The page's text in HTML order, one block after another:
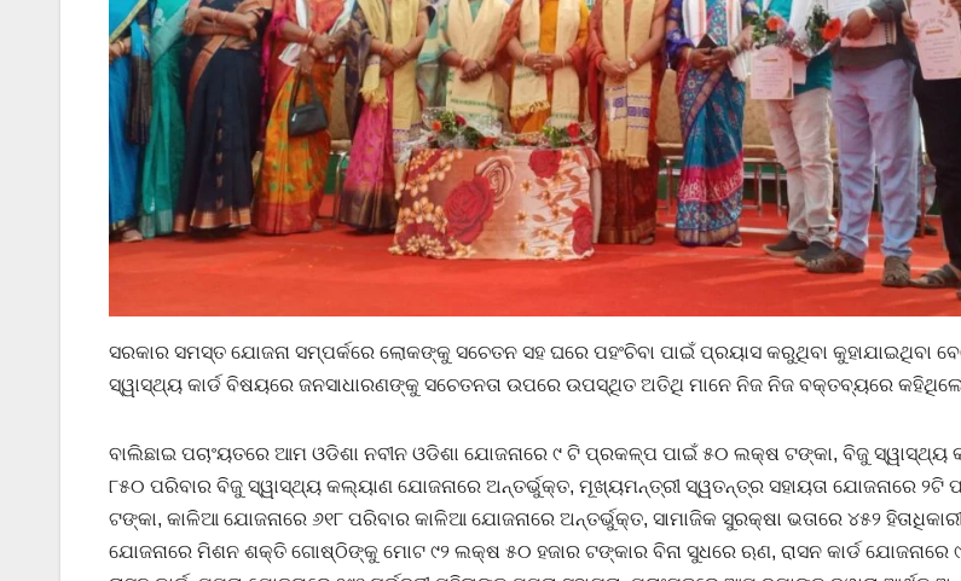
ସରକାର ସମସ୍ତ ଯୋଜନା ସମ୍ପର୍କରେ ଲୋକଙ୍କୁ ସଚେତନ ସହ ଘରେ ପହଂଚିବା ପାଇଁ ପ୍ରୟାସ କରୁଥିବା କୁହାଯାଇଥିବା
ସ୍ୱାସ୍ଥ୍ୟ କାର୍ଡ ବିଷୟରେ ଜନସାଧାରଣଙ୍କୁ ସଚେତନତା ଉପରେ ଉପସ୍ଥିତ ଅତିଥି ମାନେ ନିଜ ନିଜ ବକ୍ତବ୍ୟରେ
ବାଲିଛାଇ ପଚାଂୟତରେ ଆମ ଓଡିଶା ନବୀନ ଓଡିଶା ଯୋଜନାରେ ୯ ଟି ପ୍ରକଳ୍ପ ପାଇଁ ୫୦ ଲକ୍ଷ ଟଙ୍କା, ବିଜୁ ସ୍ୱାସ୍ଥ୍ୟ
୮୫୦ ପରିବାର ବିଜୁ ସ୍ୱାସ୍ଥ୍ୟ କଲ୍ୟାଣ ଯୋଜନାରେ ଅନ୍ତର୍ଭୁକ୍ତ, ମୂଖ୍ୟମନ୍ତ୍ରୀ ସ୍ୱତନ୍ତ୍ର ସହାୟତା ଯୋଜନାରେ
ଟଙ୍କା, କାଳିଆ ଯୋଜନାରେ ୬୧୮ ପରିବାର କାଳିଆ ଯୋଜନାରେ ଅନ୍ତର୍ଭୁକ୍ତ, ସାମାଜିକ ସୁରକ୍ଷା ଭତାରେ ୪୫୨
ଯୋଜନାରେ ମିଶନ ଶକ୍ତି ଗୋଷ୍ଠିଙ୍କୁ ମୋଟ ୯୨ ଲକ୍ଷ ୫୦ ହଜାର ଟଙ୍କାର ବିନା ସୁଧରେ ଋଣ, ରାସନ କାର୍ଡ ଯୋଜନାରେ